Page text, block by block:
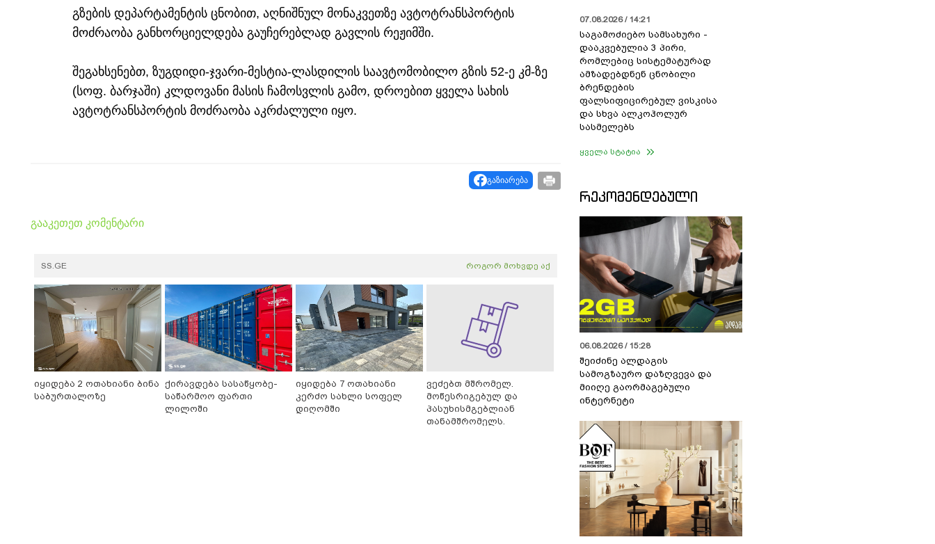
გზების დეპარტამენტის ცნობით, აღნიშნულ მონაკვეთზე ავტოტრანსპორტის
მოძრაობა განხორციელდება გაუჩერებლად გავლის რეჟიმში.
შეგახსენებთ, ზუგდიდი-ჯვარი-მესტია-ლასდილის საავტომობილო გზის 52-ე კმ-ზე
(სოფ. ბარჯაში) კლდოვანი მასის ჩამოსვლის გამო, დროებით ყველა სახის
ავტოტრანსპორტის მოძრაობა აკრძალული იყო.
გაზიარება
გააკეთეთ კომენტარი
SS.GE როგორ მოხვდე აქ
იყიდება 2 ოთახიანი ბინა
საბურთალოზე
ქირავდება სასაწყობე-
საწარმოო ფართი
ლილოში
იყიდება 7 ოთახიანი
კერძო სახლი სოფელ
დიღომში
ვეძებთ მშრომელ.
მოწესრიგებულ და
პასუხისმგებლიან
თანამშრომელს.
07.08.2026 / 14:21
საგამოძიებო სამსახური -
დააკვებულია 3 პირი,
რომლებიც სისტემატურად
ამზადებდნენ ცნობილი
ბრენდების
ფალსიფიცირებულ ვისკისა
და სხვა ალკოჰოლურ
სასმელებს
ყველა სტატია
ᲠᲔᲙᲝᲛᲔᲜᲓᲔᲑᲣᲚᲘ
06.08.2026 / 15:28
შეიძინე ალდაგის
სამოგზაურო დაზღვევა და
მიიღე გაორმაგებული
ინტერნეტი